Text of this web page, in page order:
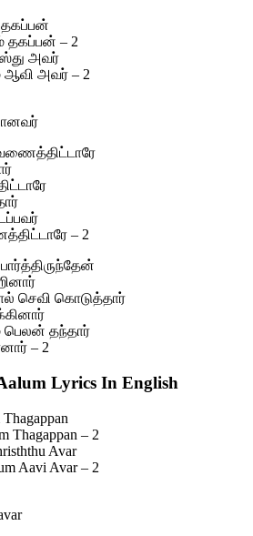
தகப்பன் – 2
அவர்
ஆவி அவர் – 2
– 2
செவி கொடுத்தார்
பெலன் தந்தார்
– 2
Lyrics In English
Thagappan – 2
Avar
Aavi Avar – 2